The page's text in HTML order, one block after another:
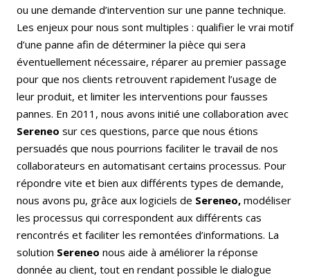
ou une demande d’intervention sur une panne technique.
Les enjeux pour nous sont multiples : qualifier le vrai motif
d’une panne afin de déterminer la pièce qui sera
éventuellement nécessaire, réparer au premier passage
pour que nos clients retrouvent rapidement l’usage de
leur produit, et limiter les interventions pour fausses
pannes. En 2011, nous avons initié une collaboration avec
Sereneo sur ces questions, parce que nous étions
persuadés que nous pourrions faciliter le travail de nos
collaborateurs en automatisant certains processus. Pour
répondre vite et bien aux différents types de demande,
nous avons pu, grâce aux logiciels de Sereneo, modéliser
les processus qui correspondent aux différents cas
rencontrés et faciliter les remontées d’informations. La
solution Sereneo nous aide à améliorer la réponse
donnée au client, tout en rendant possible le dialogue